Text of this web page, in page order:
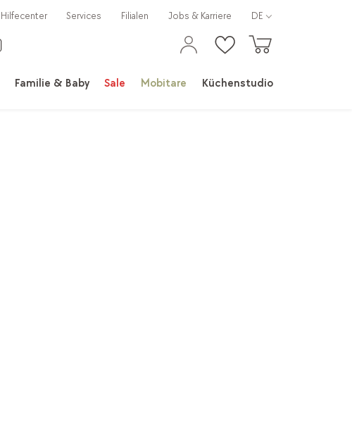
Familie & Baby Sale Mobitare Küchenstudio
Hilfecenter Services Filialen Jobs & Karriere DE